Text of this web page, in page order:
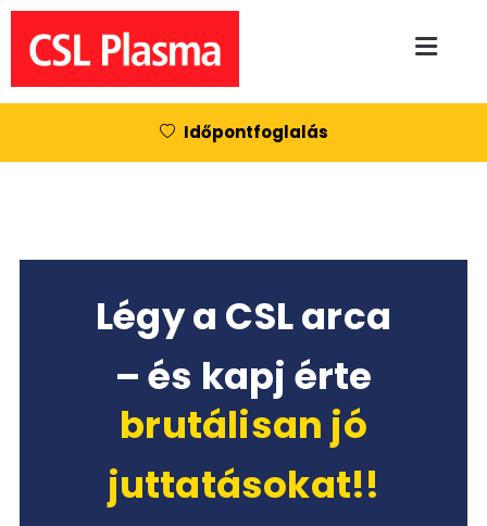
Skip to main content
Időpontfoglalás
Légy a CSL arca
– és kapj érte
brutálisan jó
juttatásokat!!